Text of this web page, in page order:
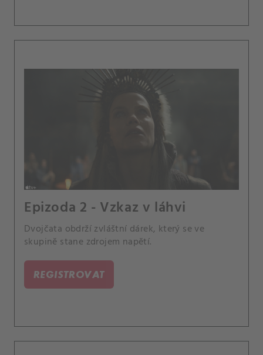
Epizoda 2 - Vzkaz v láhvi
Dvojčata obdrží zvláštní dárek, který se ve
skupině stane zdrojem napětí.
REGISTROVAT